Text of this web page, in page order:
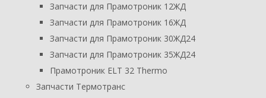
Запчасти для Прамотроник 12ЖД
Запчасти для Прамотроник 16ЖД
Запчасти для Прамотроник 30ЖД24
Запчасти для Прамотроник 35ЖД24
Прамотроник ELT 32 Thermo
Запчасти Термотранс